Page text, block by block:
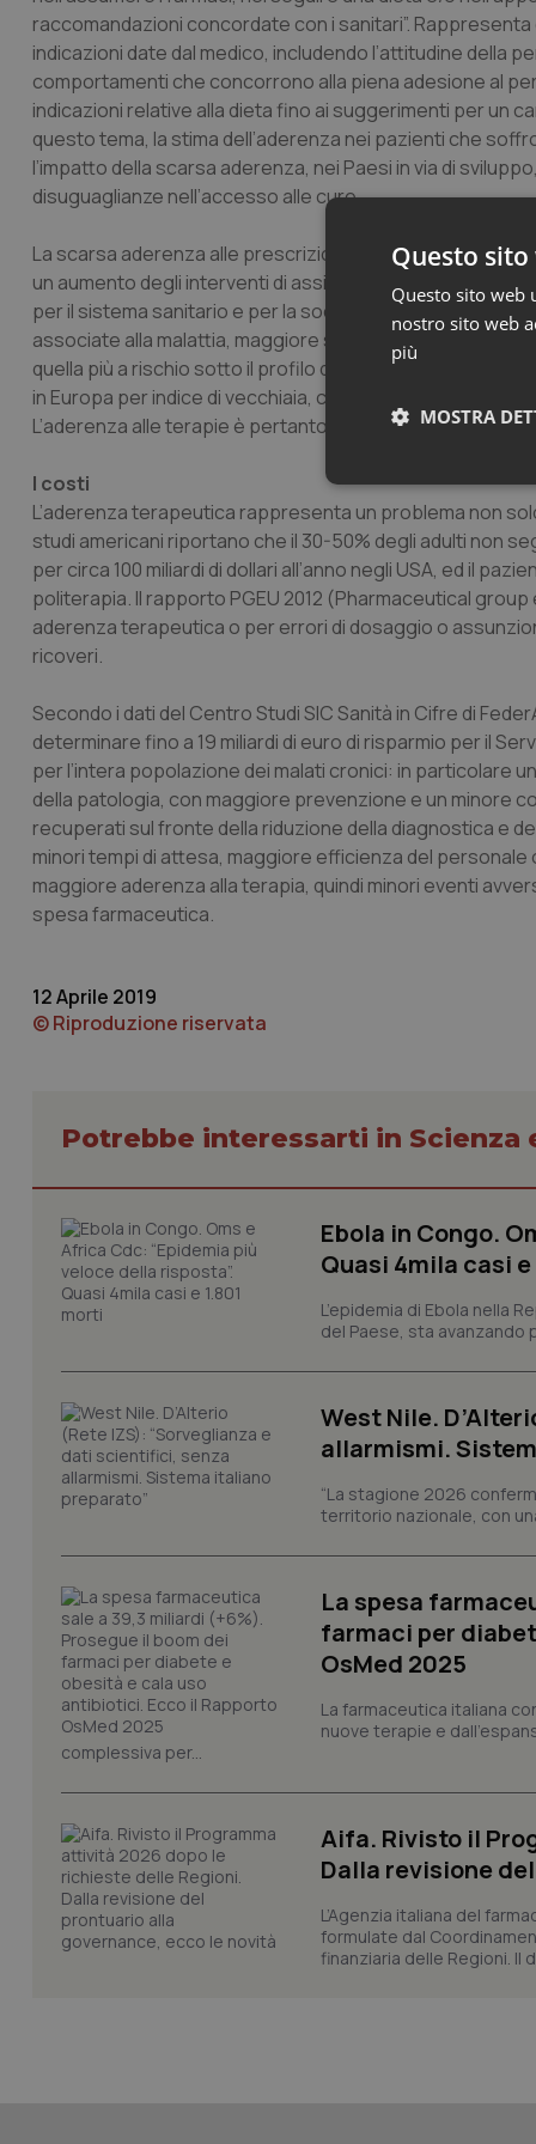
raccomandazioni concordate con i sanitari”.
indicazioni date dal medico, includendo l’attitudine della
comportamenti che concorrono alla piena adesione al
indicazioni relative alla dieta fino ai suggerimenti per un
questo tema, la stima dell’aderenza nei pazienti che
l’impatto della scarsa aderenza, nei Paesi in via di
disuguaglianze nell’accesso alle cure.
La scarsa aderenza alle prescrizioni del medico è la
un aumento degli interventi di assistenza sanitaria, della
per il sistema sanitario e per la società. Maggior
associate alla malattia, maggiore sicurezza ed efficacia
quella più a rischio sotto il profilo dell’aderenza alle
in Europa per indice di vecchiaia, con intuibili
L’aderenza alle terapie è pertanto fondamentale per la
I costi
L’aderenza terapeutica rappresenta un problema non
studi americani riportano che il 30-50% degli adulti non
per circa 100 miliardi di dollari all’anno negli USA, ed il
politerapia. Il rapporto PGEU 2012 (Pharmaceutical
aderenza terapeutica o per errori di dosaggio o
ricoveri.
Secondo i dati del Centro Studi SIC Sanità in Cifre di
determinare fino a 19 miliardi di euro di risparmio per il
per l’intera popolazione dei malati cronici: in particolare
della patologia, con maggiore prevenzione e un minore
recuperati sul fronte della riduzione della diagnostica e
minori tempi di attesa, maggiore efficienza del
maggiore aderenza alla terapia, quindi minori eventi
spesa farmaceutica.
12 Aprile 2019
© Riproduzione riservata
Potrebbe interessarti in Scienza
Ebola in Congo.
Quasi 4mila casi
L’epidemia di Ebola nella
del Paese, sta avanzando
West Nile.
allarmismi.
“La stagione 2026
territorio nazionale, con
La spesa
farmaci per
OsMed 2025
La farmaceutica italiana
nuove terapie e
complessiva per...
Aifa. Rivisto il
Dalla revisione
L’Agenzia italiana del
formulate dal
finanziaria delle Regioni. Il
Questo
Questo sito web
nostro sito web
più
MOSTRA
e l'accesso alle
_ga
PHPSESSID
_ga_0VMQEQKQ1N
__Secure-YNID
__Secure-
ROLLOUT_TOKEN
tracking-sites-
ironfish-tracking-
named-enable